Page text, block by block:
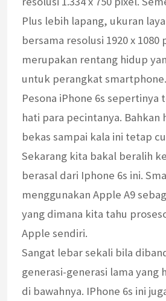
Plus lebih lapang, ukuran
bersama resolusi 1920 x 1080
merupakan rentang hidup
untuk perangkat smartphone.
Pesona iPhone 6s
hati para pecintanya. Bahkan
bekas sampai kala ini tetap
Sekarang kita bakal beralih
berasal dari Iphone 6s ini.
menggunakan Apple A9
yang dimana kita tahu
Apple sendiri.
Sangat lebar sekali bila
generasi-generasi lama yang
di bawahnya. IPhone 6s ini